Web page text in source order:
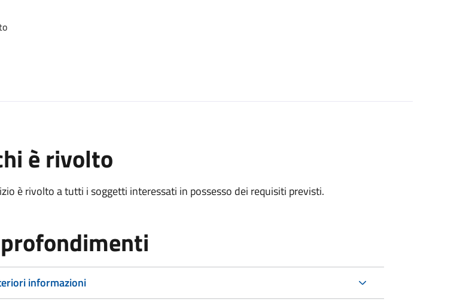
è rivolto
è rivolto a tutti i soggetti interessati in possesso dei requisiti previsti.
informazioni